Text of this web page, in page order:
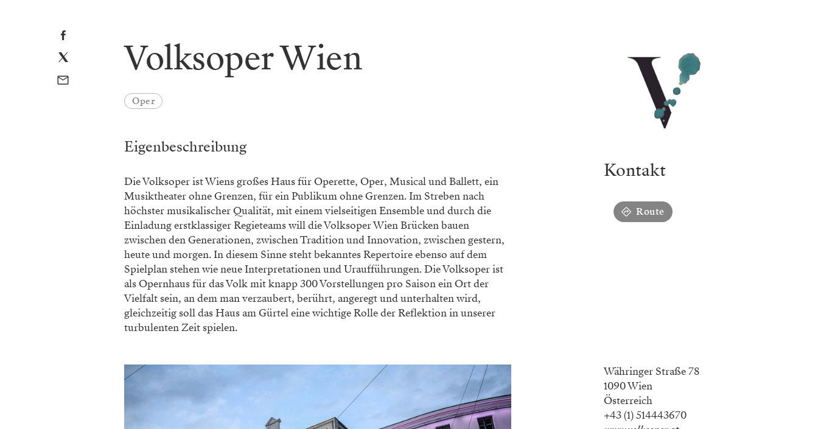
Volksoper Wien
Oper
Eigenbeschreibung
Die Volksoper ist Wiens großes Haus für Operette, Oper, Musical und Ballett, ein
Musiktheater ohne Grenzen, für ein Publikum ohne Grenzen. Im Streben nach
höchster musikalischer Qualität, mit einem vielseitigen Ensemble und durch die
Einladung erstklassiger Regieteams will die Volksoper Wien Brücken bauen
zwischen den Generationen, zwischen Tradition und Innovation, zwischen gestern,
heute und morgen. In diesem Sinne steht bekanntes Repertoire ebenso auf dem
Spielplan stehen wie neue Interpretationen und Uraufführungen. Die Volksoper ist
als Opernhaus für das Volk mit knapp 300 Vorstellungen pro Saison ein Ort der
Vielfalt sein, an dem man verzaubert, berührt, angeregt und unterhalten wird,
gleichzeitig soll das Haus am Gürtel eine wichtige Rolle der Reflektion in unserer
turbulenten Zeit spielen.
Kontakt
Route
Währinger Straße 78
1090 Wien
Österreich
+43 (1) 514443670